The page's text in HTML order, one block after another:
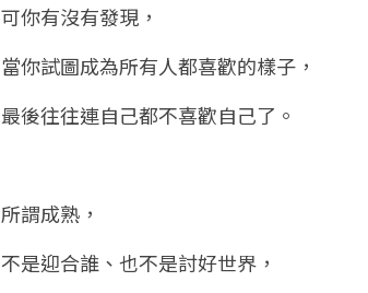
可你有沒有發現，
當你試圖成為所有人都喜歡的樣子，
最後往往連自己都不喜歡自己了。
所謂成熟，
不是迎合誰、也不是討好世界，